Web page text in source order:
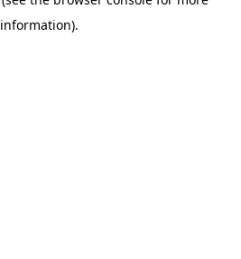
information).